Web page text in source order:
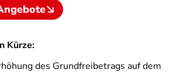
Kürze:
des Grundfreibetrags auf dem